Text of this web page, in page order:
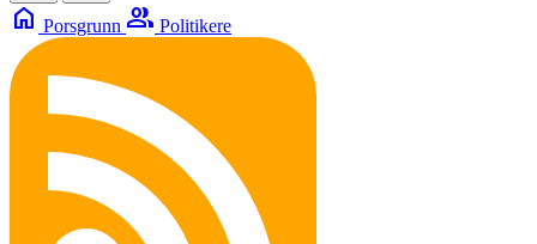
home Porsgrunn group Politikere